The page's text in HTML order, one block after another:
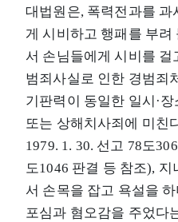
대법원은, 폭력전과를 과
게 시비하고 행패를 부려
서 손님들에게 시비를
범죄사실로 인한 경범죄
기판력이 동일한 일시·
또는 상해치사죄에 미친
1979. 1. 30. 선고 78도
도1046 판결 등 참조),
서 손목을 잡고 욕설을
포심과 혐오감을 주었다